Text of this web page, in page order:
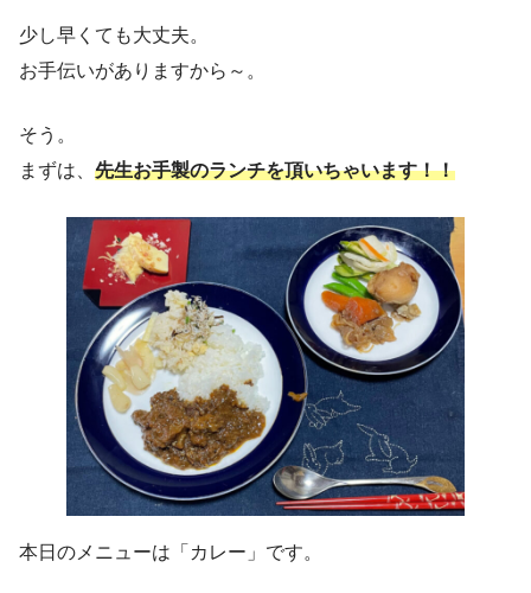
少し早くても大丈夫。
お手伝いがありますから～。
そう。
まずは、 先生お手製のランチを頂いちゃいます！！
本日のメニューは「カレー」です。